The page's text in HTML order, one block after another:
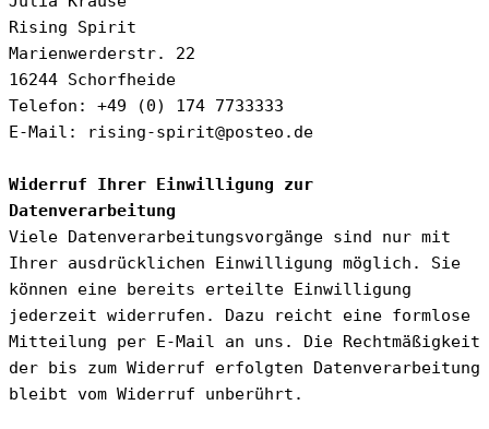
Rising Spirit
Marienwerderstr. 22
16244 Schorfheide
Telefon: +49 (0) 174 7733333
E-Mail: rising-spirit@posteo.de
Widerruf Ihrer Einwilligung zur
Datenverarbeitung
Viele Datenverarbeitungsvorgänge sind nur mit
Ihrer ausdrücklichen Einwilligung möglich. Sie
können eine bereits erteilte Einwilligung
jederzeit widerrufen. Dazu reicht eine formlose
Mitteilung per E-Mail an uns. Die Rechtmäßigkeit
der bis zum Widerruf erfolgten Datenverarbeitung
bleibt vom Widerruf unberührt.